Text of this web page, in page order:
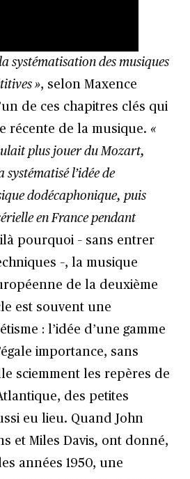
systématisation des musiques
», selon Maxence
de ces chapitres clés qui
récente de la musique. «
plus jouer du Mozart,
systématisé l’idée de
dodécaphonique, puis
en France pendant
pourquoi – sans entrer
–, la musique
de la deuxième
est souvent une
: l’idée d’une gamme
importance, sans
sciemment les repères de
des petites
eu lieu. Quand John
et Miles Davis, ont donné,
années 1950, une